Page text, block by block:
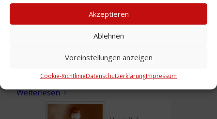
Akzeptieren
Ablehnen
Voreinstellungen anzeigen
Cookie-RichtlinieDatenschutzerklärungImpressum
Foto: Albertstraße/ Ecke Ottenstraße,
26.5.1976
Weiterlesen